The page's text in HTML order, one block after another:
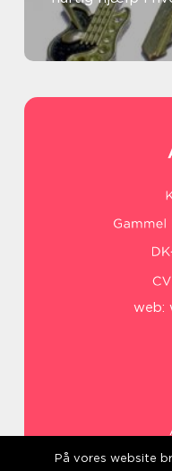
web:
På vores website